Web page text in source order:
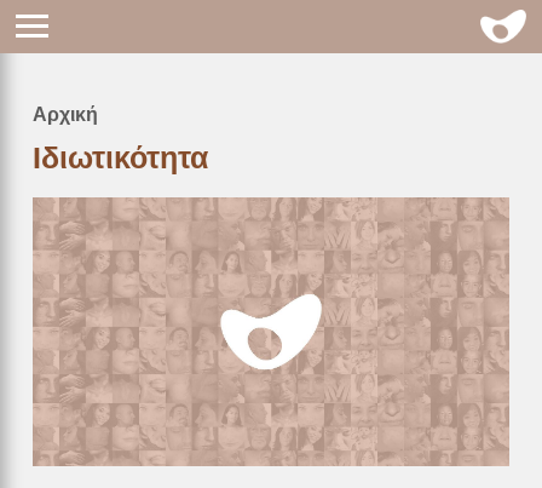
Breadcrumb
Αρχική
Ιδιωτικότητα